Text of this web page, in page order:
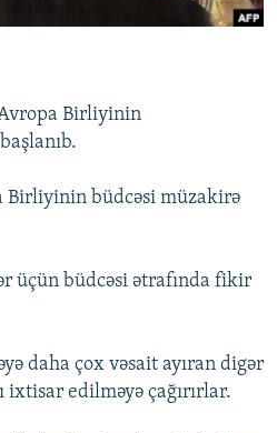
STANDARTLARIMIZ
Avropa Birliyinin
Birliyinin büdcəsi müzakirə
üçün büdcəsi ətrafında fikir
daha çox vəsait ayıran digər
edilməyə çağırırlar.